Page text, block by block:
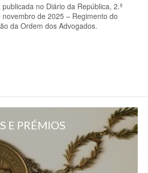
no Diário da República, 2.ª
de 2025 – Regimento do
da Ordem dos Advogados.
E PRÉMIOS